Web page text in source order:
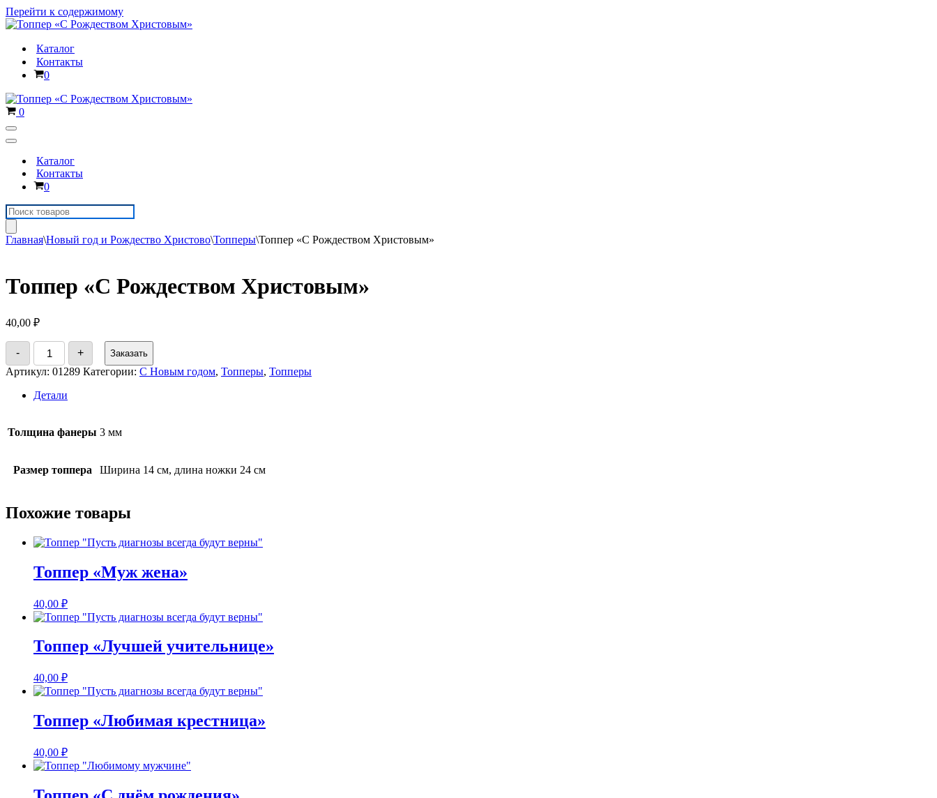
Перейти к содержимому
Каталог
Контакты
Корзина
0
Корзина
0
Меню
навигации
Меню
навигацииКаталог
Контакты
Корзина
0
Поиск
товаров
Главная\Новый год и Рождество Христово\Топперы\Топпер «С Рождеством Христовым»
Топпер «С Рождеством Христовым»
40,00 ₽
-
Количество
товара
Топпер
«С
Рождеством
Христовым»
+ Заказать
Артикул: 01289 Категории: С Новым годом, Топперы, Топперы
Детали
Толщина фанеры 3 мм
Размер топпера Ширина 14 см, длина ножки 24 см
Похожие товары
Топпер «Муж жена»
40,00 ₽
Топпер «Лучшей учительнице»
40,00 ₽
Топпер «Любимая крестница»
40,00 ₽